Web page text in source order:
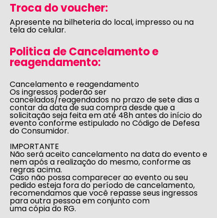
Troca do voucher:
Apresente na bilheteria do local, impresso ou na
tela do celular.
Politica de Cancelamento e
reagendamento:
Cancelamento e reagendamento
Os ingressos poderão ser
cancelados/reagendados no prazo de sete dias a
contar da data de sua compra desde que a
solicitação seja feita em até 48h antes do início do
evento conforme estipulado noCódigo de Defesa
do Consumidor.
IMPORTANTE
Não será aceito cancelamento na data do evento e
nem após a realização do mesmo, conforme as
regras acima.
Caso não possa comparecer ao evento ou seu
pedido esteja fora do período de cancelamento,
recomendamos que você repasse seus ingressos
para outra pessoa em conjunto com
uma cópia do RG.